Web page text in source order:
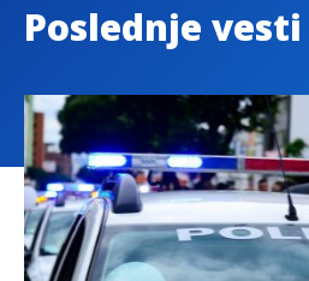
Poslednje vesti